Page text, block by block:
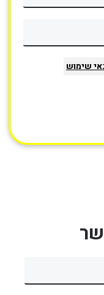
שימוש